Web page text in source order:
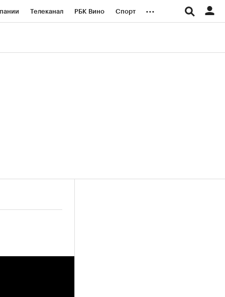
Телеканал РБК Вино Спорт ...